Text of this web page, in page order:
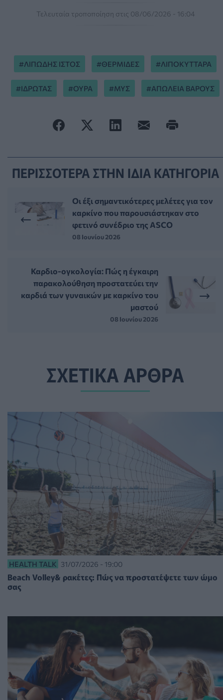
Τελευταία τροποποίηση στις 08/06/2026 - 16:04
ΛΙΠΩΔΗΣ ΙΣΤΟΣ ΘΕΡΜΙΔΕΣ ΛΙΠΟΚΥΤΤΑΡΑ
ΙΔΡΩΤΑΣ ΟΥΡΑ ΜΥΣ ΑΠΩΛΕΙΑ ΒΑΡΟΥΣ
ΠΕΡΙΣΣΟΤΕΡΑ ΣΤΗΝ ΙΔΙΑ ΚΑΤΗΓΟΡΙΑ
Οι έξι σημαντικότερες μελέτες για τον
καρκίνο που παρουσιάστηκαν στο
φετινό συνέδριο της ASCO
08 Ιουνίου 2026
Καρδιο-ογκολογία: Πώς η έγκαιρη
παρακολούθηση προστατεύει την
καρδιά των γυναικών με καρκίνο του
μαστού
08 Ιουνίου 2026
ΣΧΕΤΙΚΑ ΑΡΘΡΑ
HEALTH TALK 31/07/2026 - 19:00
Beach Volley& ρακέτες: Πώς να προστατέψετε των ώμο
σας